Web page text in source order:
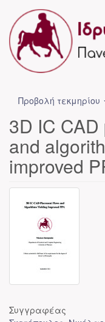
Προβολή τεκμηρίου
3D IC
and
improved
Συγγραφέας